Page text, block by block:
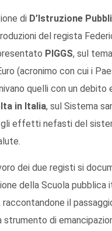
di D’Istruzione
del regista
PIGGS, sul
(acronimo con cui i
quelli con un debito
in Italia, sul Sistema
gli effetti nefasti del
dei due registi si
della Scuola pubblica
raccontandone il
di